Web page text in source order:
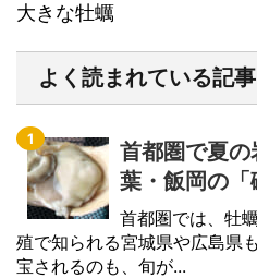
大きな牡蠣
よく読まれている記事
首都圏で夏
葉・飯岡の「
首都圏では、牡
殖で知られる宮城県や広島県
宝されるのも、旬が...